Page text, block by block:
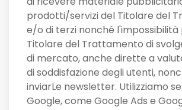
prodotti/servizi del Titolare del
e/o di terzi nonché l'impossibilità
Titolare del Trattamento di
di mercato, anche dirette a
di soddisfazione degli utenti,
inviarLe newsletter. Utilizziamo
Google, come Google Ads e